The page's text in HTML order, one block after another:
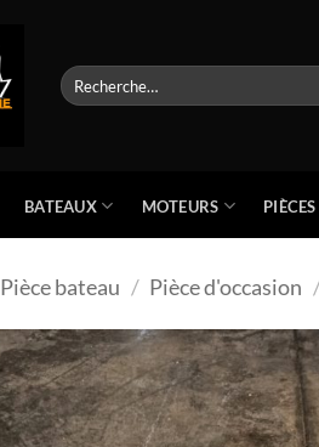
Recherche
pour :
BATEAUX MOTEURS
Pièce bateau / Pièce d'occasion